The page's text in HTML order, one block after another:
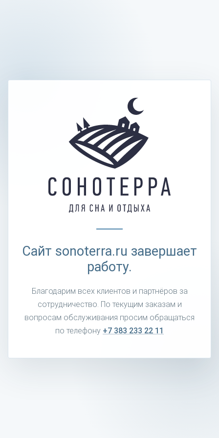
Сайт sonoterra.ru завершает
работу.
Благодарим всех клиентов и партнёров за
сотрудничество. По текущим заказам и
вопросам обслуживания просим обращаться
по телефону +7 383 233 22 11